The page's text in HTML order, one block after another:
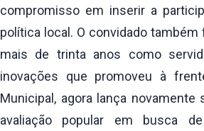
compromisso em inserir a
política local. O convidado
mais de trinta anos como
inovações que promoveu à
Municipal, agora lança novamente
avaliação popular em busca